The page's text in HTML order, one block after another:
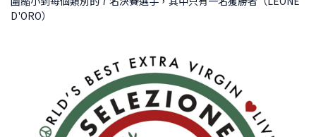
D'ORO）